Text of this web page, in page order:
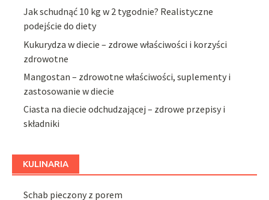
Jak schudnąć 10 kg w 2 tygodnie? Realistyczne
podejście do diety
Kukurydza w diecie – zdrowe właściwości i korzyści
zdrowotne
Mangostan – zdrowotne właściwości, suplementy i
zastosowanie w diecie
Ciasta na diecie odchudzającej – zdrowe przepisy i
składniki
KULINARIA
Schab pieczony z porem